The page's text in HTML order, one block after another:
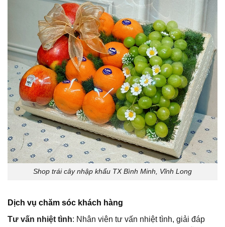
Shop trái cây nhập khẩu TX Bình Minh, Vĩnh Long
Dịch vụ chăm sóc khách hàng
Tư vấn nhiệt tình: Nhân viên tư vấn nhiệt tình, giải đáp